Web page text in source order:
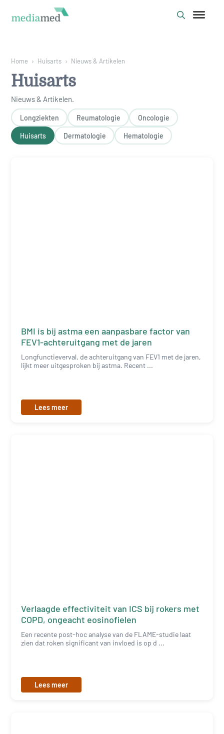
Home › Huisarts › Nieuws & Artikelen
Huisarts
Nieuws & Artikelen.
Longziekten Reumatologie Oncologie
Huisarts Dermatologie Hematologie
BMI is bij astma een aanpasbare factor van
Longfunctieverval, de achteruitgang van FEV1 met de jaren,
lijkt meer uitgesproken bij astma. Recent ...
Lees meer
Verlaagde effectiviteit van ICS bij rokers met
COPD, ongeacht eosinofielen
Een recente post-hoc analyse van de FLAME-studie laat
zien dat roken significant van invloed is op d ...
Lees meer